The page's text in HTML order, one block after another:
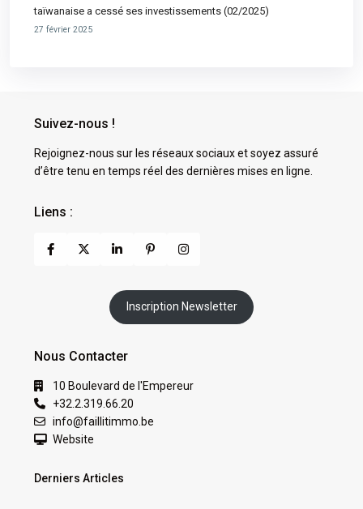
taïwanaise a cessé ses investissements (02/2025)
27 février 2025
Suivez-nous !
Rejoignez-nous sur les réseaux sociaux et soyez assuré
d’être tenu en temps réel des dernières mises en ligne.
Liens :
Inscription Newsletter
Nous Contacter
10 Boulevard de l'Empereur
+32.2.319.66.20
info@faillitimmo.be
Website
Derniers Articles